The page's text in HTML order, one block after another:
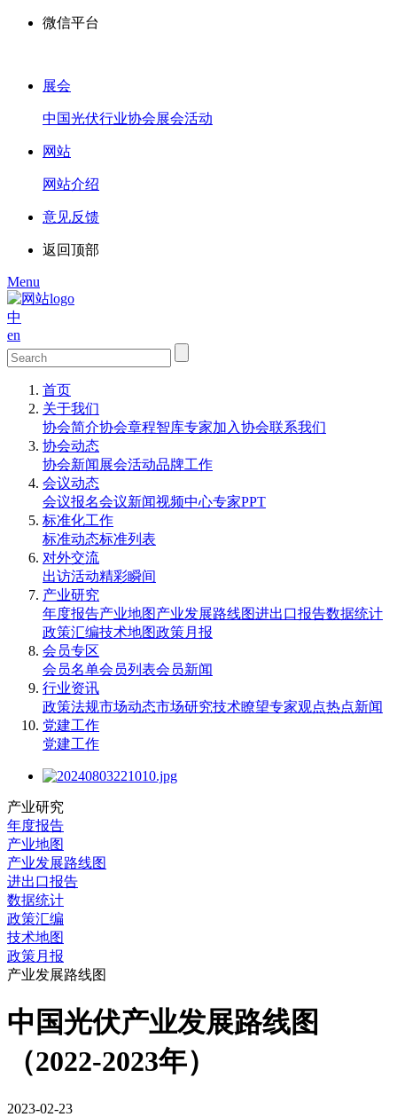
微信平台
展会
中国光伏行业协会展会活动
网站
网站介绍
意见反馈
返回顶部
Menu
中
en
首页
关于我们
协会简介协会章程智库专家加入协会联系我们
协会动态
协会新闻 展会活动品牌工作
会议动态
会议报名会议新闻视频中心专家PPT
标准化工作
标准动态标准列表
对外交流
出访活动精彩瞬间
产业研究
年度报告产业地图产业发展路线图进出口报告数据统计
政策汇编技术地图政策月报
会员专区
会员名单会员列表会员新闻
行业资讯
政策法规市场动态市场研究技术瞭望专家观点热点新闻
党建工作
党建工作
产业研究
年度报告
产业地图
产业发展路线图
进出口报告
数据统计
政策汇编
技术地图
政策月报
产业发展路线图
中国光伏产业发展路线图
（2022-2023年）
2023-02-23